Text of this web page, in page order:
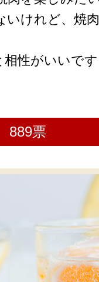
いけれど、焼
相性がいいで
889票